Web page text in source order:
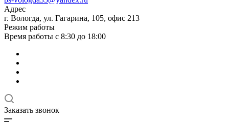
Адрес
г. Вологда, ул. Гагарина, 105, офис 213
Режим работы
Время работы с 8:30 до 18:00
Заказать звонок